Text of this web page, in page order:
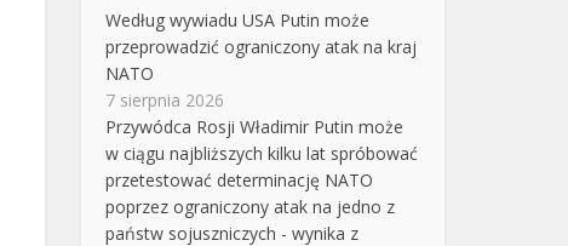
Według wywiadu USA Putin może
przeprowadzić ograniczony atak na kraj
NATO
7 sierpnia 2026
Przywódca Rosji Władimir Putin może
w ciągu najbliższych kilku lat spróbować
przetestować determinację NATO
poprzez ograniczony atak na jedno z
państw sojuszniczych - wynika z